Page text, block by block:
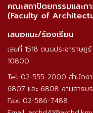
คณะสถาปัตยกรรมและก
(Faculty of
เสนอแนะ/ร้องเรียน
เลขที่ 1518 ถนนประชาราษ
10800
Tel: 02-555-2000 สำนัก
6807 และ 6808 งานสารบ
Fax: 02-586-7488